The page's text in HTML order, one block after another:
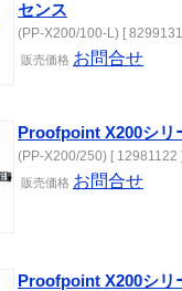
センス
(PP-X200/100-L) [
販売価格 お問合せ
Proofpoint X200シリ
(PP-X200/250) [ 12981122
販売価格 お問合せ
Proofpoint X200シリ